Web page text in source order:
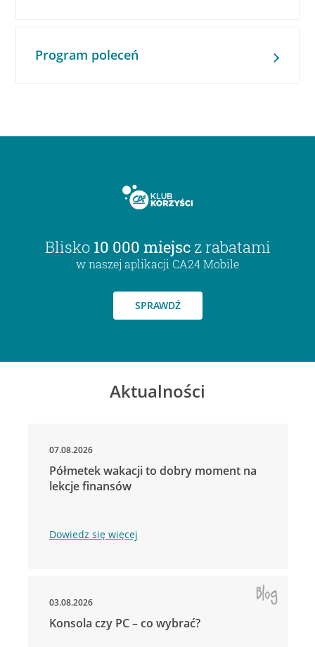
Program poleceń
Blisko 10 000 miejsc z rabatami
w naszej aplikacji CA24 Mobile
SPRAWDŹ
Aktualności
07.08.2026
Półmetek wakacji to dobry moment na
lekcje finansów
Dowiedz się więcej
03.08.2026
Konsola czy PC – co wybrać?